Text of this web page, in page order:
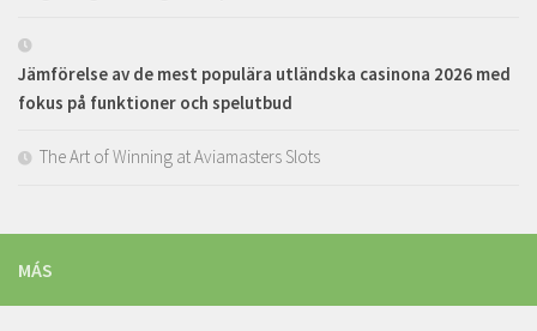
Jämförelse av de mest populära utländska casinona 2026 med
fokus på funktioner och spelutbud
The Art of Winning at Aviamasters Slots
MÁS